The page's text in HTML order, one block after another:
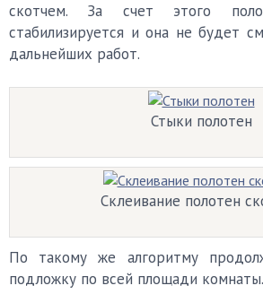
скотчем. За счет этого
стабилизируется и она не будет
дальнейших работ.
Стыки полотен
Склеивание полотен
По такому же алгоритму
подложку по всей площади комнаты.